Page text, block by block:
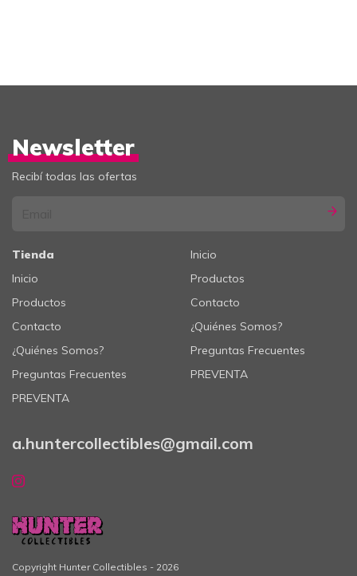
Newsletter
Recibí todas las ofertas
Tienda
Inicio
Productos
Contacto
¿Quiénes Somos?
Preguntas Frecuentes
PREVENTA
Inicio
Productos
Contacto
¿Quiénes Somos?
Preguntas Frecuentes
PREVENTA
a.huntercollectibles@gmail.com
Copyright Hunter Collectibles - 2026